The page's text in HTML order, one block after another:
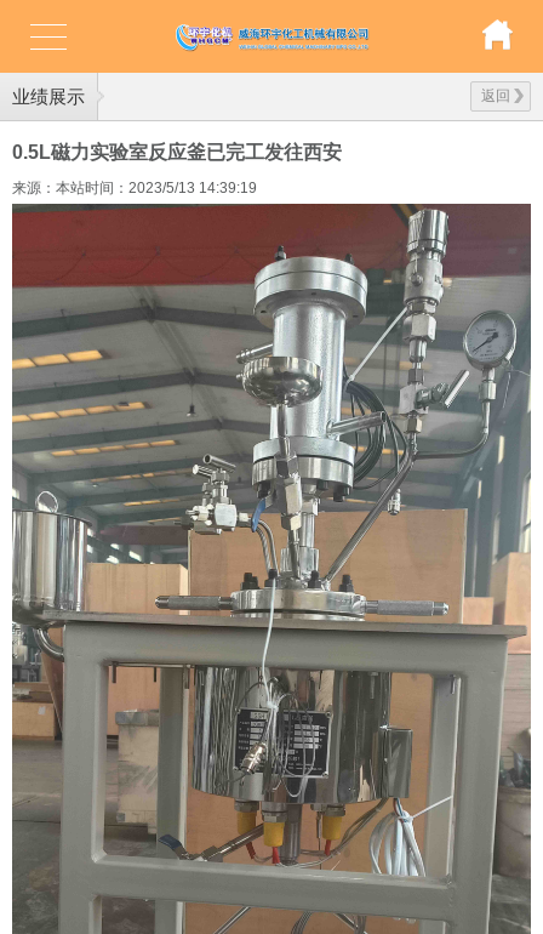
业绩展示 返回
0.5L磁力实验室反应釜已完工发往西安
来源：本站时间：2023/5/13 14:39:19